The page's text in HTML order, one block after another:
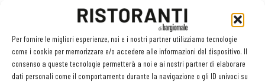
Per fornire le migliori esperienze, noi e i nostri partner utilizziamo tecnologie
come i cookie per memorizzare e/o accedere alle informazioni del dispositivo. Il
consenso a queste tecnologie permetterà a noi e ai nostri partner di elaborare
dati personali come il comportamento durante la navigazione o gli ID univoci su
Recensioni online, Fipe e le associazioni del turismo chiedono
modifiche alle Linee Guida dell’Antitrust
20 Luglio 2026